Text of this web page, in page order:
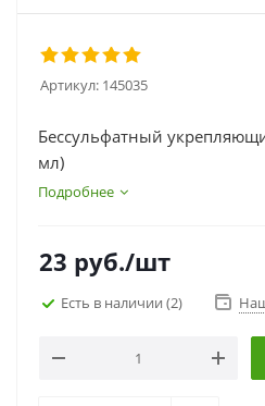
Артикул: 145035
Беcсульфатный
мл)
Подробнее
23 руб./шт
Есть в наличии (2)